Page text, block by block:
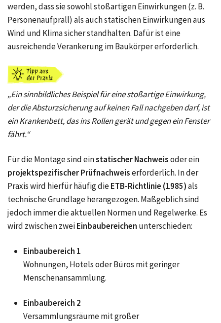
werden, dass sie sowohl stoßartigen Einwirkungen (z. B.
Personenaufprall) als auch statischen Einwirkungen aus
Wind und Klima sicher standhalten. Dafür ist eine
ausreichende Verankerung im Baukörper erforderlich.
„Ein sinnbildliches Beispiel für eine stoßartige Einwirkung,
der die Absturzsicherung auf keinen Fall nachgeben darf, ist
ein Krankenbett, das ins Rollen gerät und gegen ein Fenster
fährt.“
Für die Montage sind einstatischer Nachweisoder ein
projektspezifischer Prüfnachweiserforderlich. In der
Praxis wird hierfür häufig dieETB-Richtlinie (1985)als
technische Grundlage herangezogen. Maßgeblich sind
jedoch immer die aktuellen Normen und Regelwerke. Es
wird zwischen zweiEinbaubereichen unterschieden:
Einbaubereich 1
Wohnungen, Hotels oder Büros mit geringer
Menschenansammlung.
Einbaubereich 2
Versammlungsräume mit großer